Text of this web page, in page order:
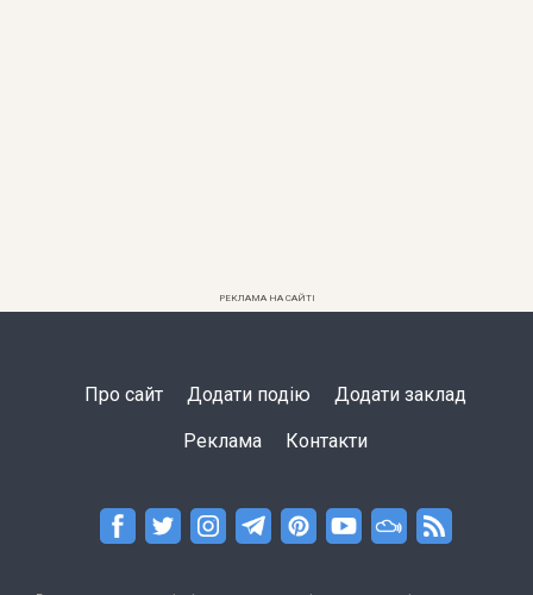
РЕКЛАМА НА САЙТІ
Про сайт Додати подію Додати заклад
Реклама Контакти